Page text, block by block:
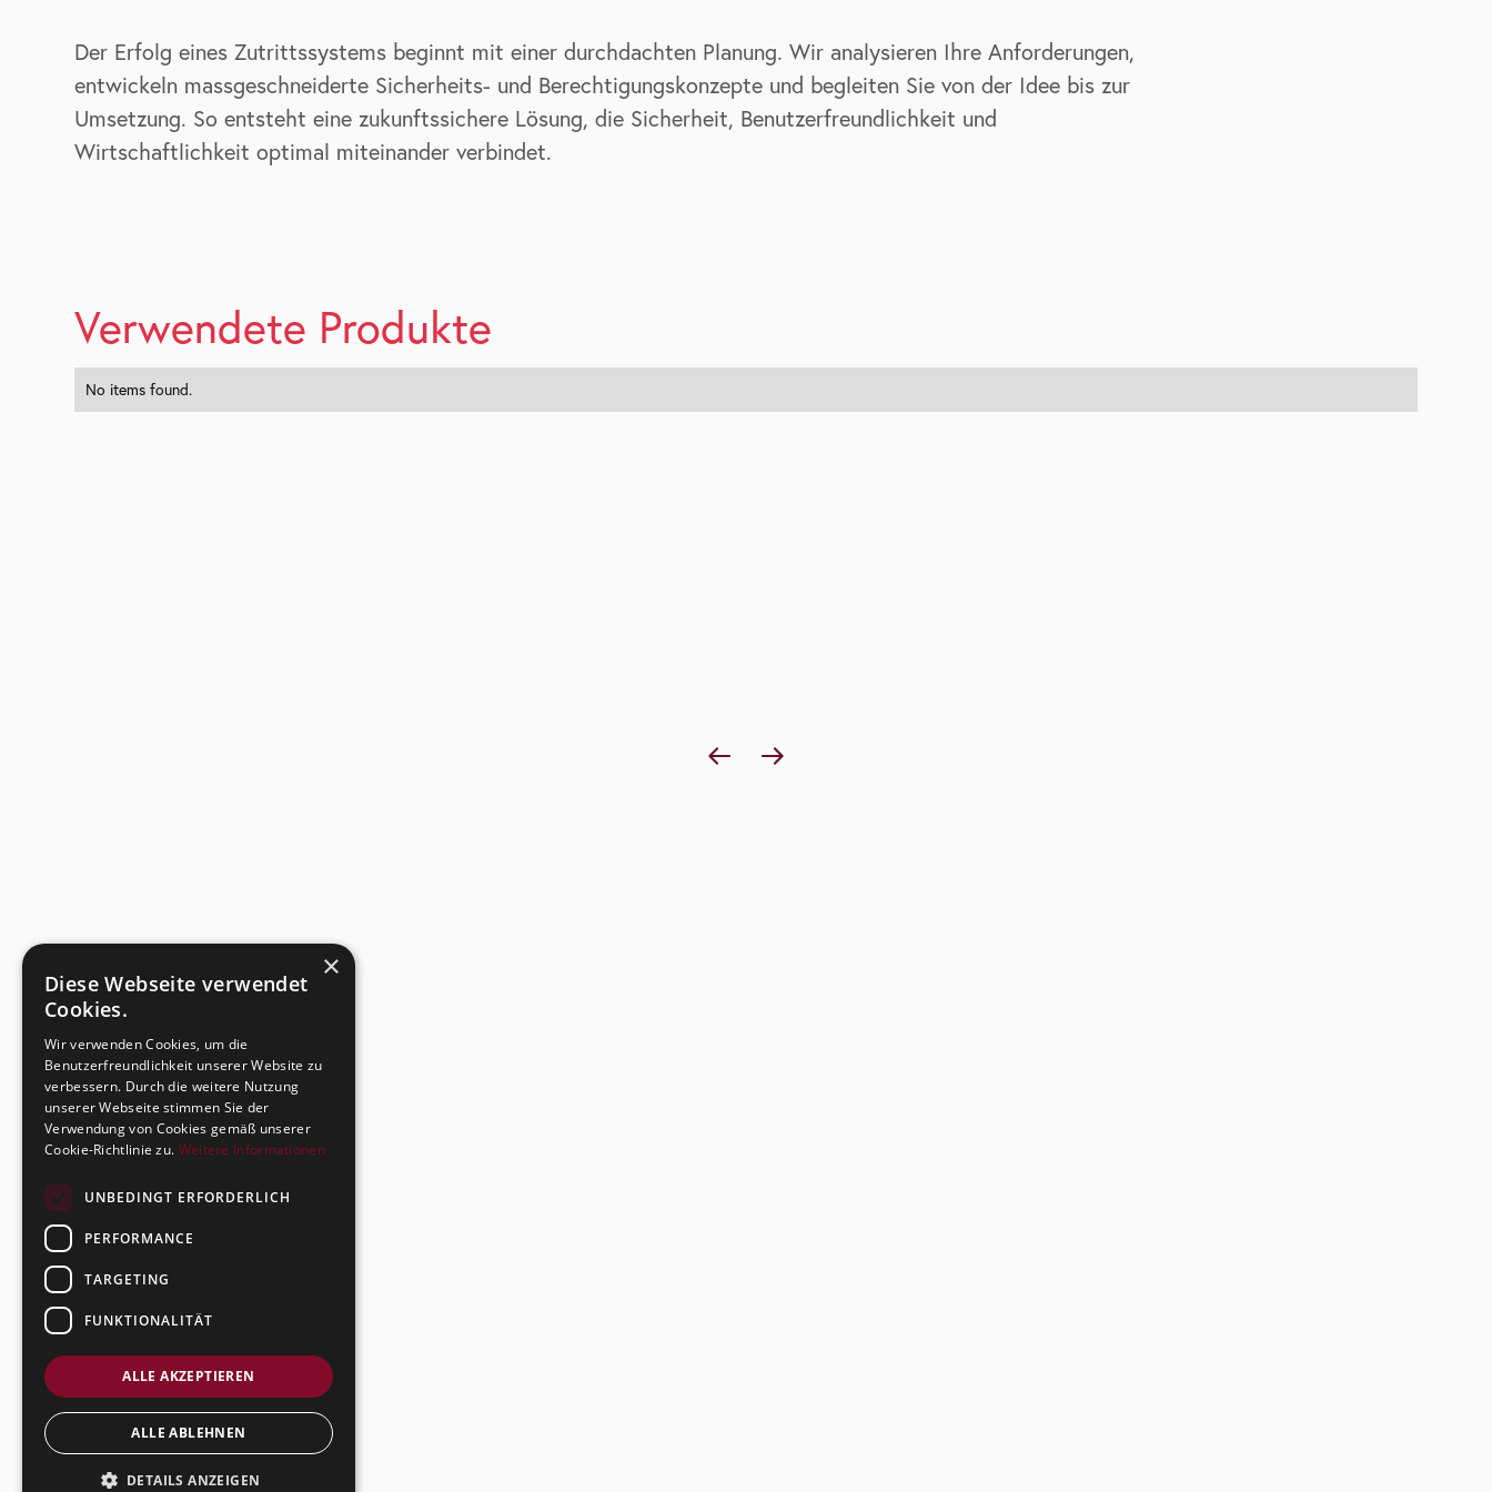
Der Erfolg eines Zutrittssystems beginnt mit einer durchdachten Planung. Wir analysieren Ihre Anforderungen,
entwickeln massgeschneiderte Sicherheits- und Berechtigungskonzepte und begleiten Sie von der Idee bis zur
Umsetzung. So entsteht eine zukunftssichere Lösung, die Sicherheit, Benutzerfreundlichkeit und
Wirtschaftlichkeit optimal miteinander verbindet.
Verwendete Produkte
No items found.
×
Diese Webseite verwendet
Cookies.
Wir verwenden Cookies, um die
Benutzerfreundlichkeit unserer Website zu
verbessern. Durch die weitere Nutzung
unserer Webseite stimmen Sie der
Verwendung von Cookies gemäß unserer
Cookie-Richtlinie zu. Weitere Informationen
UNBEDINGT ERFORDERLICH
PERFORMANCE
TARGETING
FUNKTIONALITÄT
ALLE AKZEPTIEREN
ALLE ABLEHNEN
DETAILS ANZEIGEN